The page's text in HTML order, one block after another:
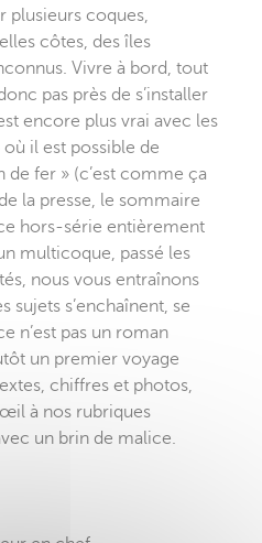
plusieurs coques,
côtes, des îles
Vivre à bord, tout
pas près de s’installer
encore plus vrai avec les
il est possible de
de fer » (c’est comme ça
la presse, le sommaire
hors-série entièrement
multicoque, passé les
nous vous entraînons
sujets s’enchaînent, se
n’est pas un roman
un premier voyage
chiffres et photos,
à nos rubriques
un brin de malice.